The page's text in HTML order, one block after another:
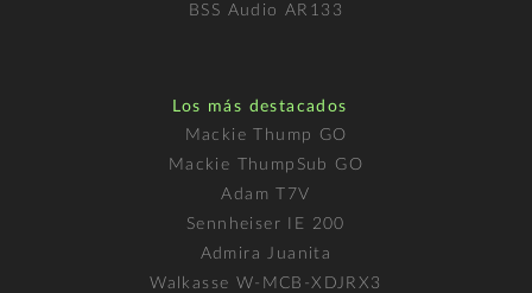
BSS Audio AR133
Los más destacados
Mackie Thump GO
Mackie ThumpSub GO
Adam T7V
Sennheiser IE 200
Admira Juanita
Walkasse W-MCB-XDJRX3